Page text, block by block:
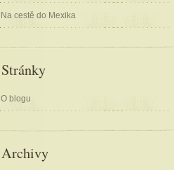
Na cestě do Mexika
Stránky
O blogu
Archivy